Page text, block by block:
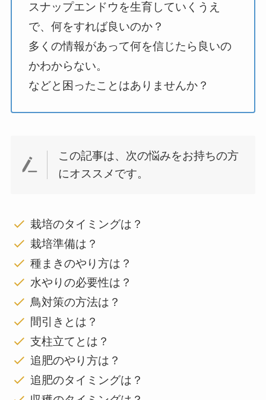
スナップエンドウを生育していくうえ
で、何をすれば良いのか？
多くの情報があって何を信じたら良いの
かわからない。
などと困ったことはありませんか？
この記事は、次の悩みをお持ちの方
にオススメです。
栽培のタイミングは？
栽培準備は？
種まきのやり方は？
水やりの必要性は？
鳥対策の方法は？
間引きとは？
支柱立てとは？
追肥のやり方は？
追肥のタイミングは？